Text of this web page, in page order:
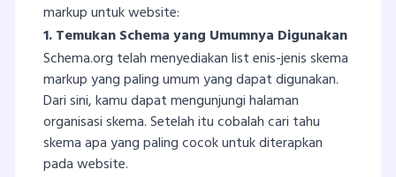
markup untuk website:
1. Temukan Schema yang Umumnya Digunakan
Schema.org telah menyediakan list enis-jenis skema
markup yang paling umum yang dapat digunakan.
Dari sini, kamu dapat mengunjungi halaman
organisasi skema. Setelah itu cobalah cari tahu
skema apa yang paling cocok untuk diterapkan
pada website.